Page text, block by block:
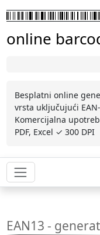
online
Besplatni online
vrsta uključujući
Komercijalna
PDF, Excel ✓ 300 DPI
EAN13 -